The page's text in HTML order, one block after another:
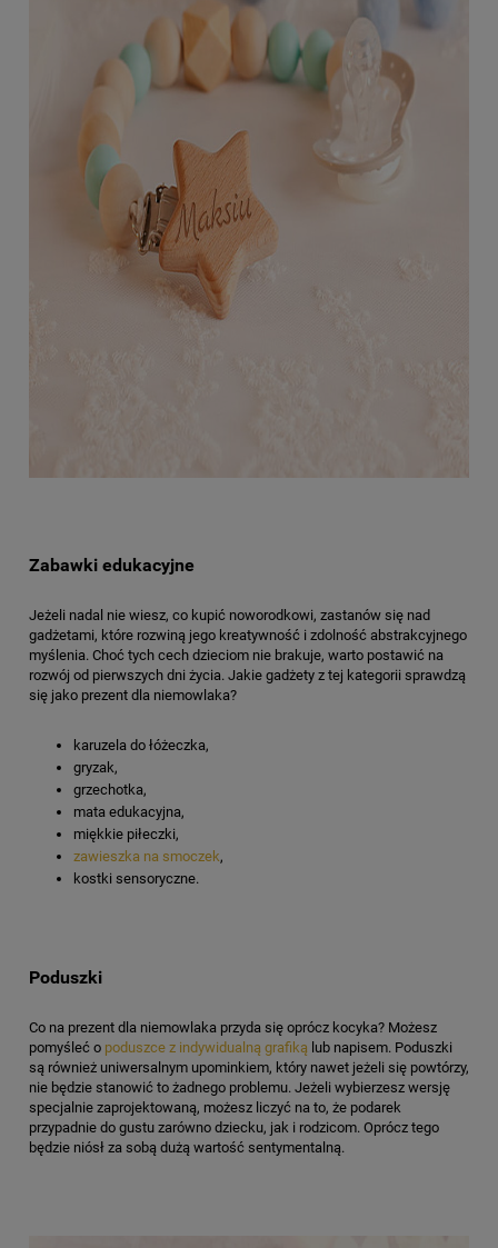
Zabawki edukacyjne
Jeżeli nadal nie wiesz, co kupić noworodkowi, zastanów się nad
gadżetami, które rozwiną jego kreatywność i zdolność abstrakcyjnego
myślenia. Choć tych cech dzieciom nie brakuje, warto postawić na
rozwój od pierwszych dni życia. Jakie gadżety z tej kategorii sprawdzą
się jako prezent dla niemowlaka?
karuzela do łóżeczka,
gryzak,
grzechotka,
mata edukacyjna,
miękkie piłeczki,
zawieszka na smoczek,
kostki sensoryczne.
Poduszki
Co na prezent dla niemowlaka przyda się oprócz kocyka? Możesz
pomyśleć o poduszce z indywidualną grafiką lub napisem. Poduszki
są również uniwersalnym upominkiem, który nawet jeżeli się powtórzy,
nie będzie stanowić to żadnego problemu. Jeżeli wybierzesz wersję
specjalnie zaprojektowaną, możesz liczyć na to, że podarek
przypadnie do gustu zarówno dziecku, jak i rodzicom. Oprócz tego
będzie niósł za sobą dużą wartość sentymentalną.